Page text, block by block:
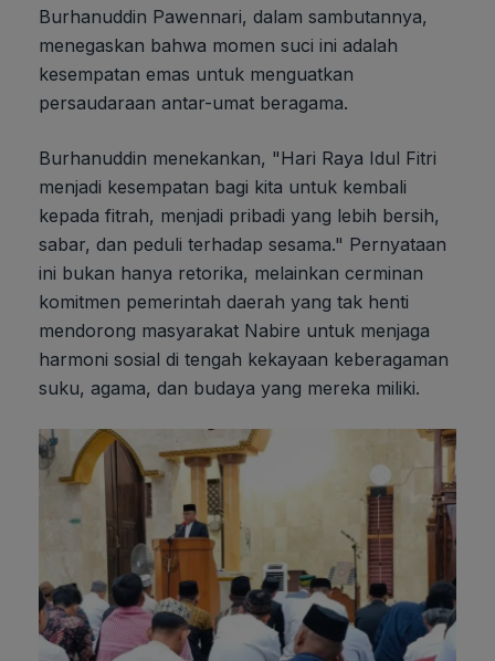
Burhanuddin Pawennari, dalam sambutannya,
menegaskan bahwa momen suci ini adalah
kesempatan emas untuk menguatkan
persaudaraan antar-umat beragama.
Burhanuddin menekankan, "Hari Raya Idul Fitri
menjadi kesempatan bagi kita untuk kembali
kepada fitrah, menjadi pribadi yang lebih bersih,
sabar, dan peduli terhadap sesama." Pernyataan
ini bukan hanya retorika, melainkan cerminan
komitmen pemerintah daerah yang tak henti
mendorong masyarakat Nabire untuk menjaga
harmoni sosial di tengah kekayaan keberagaman
suku, agama, dan budaya yang mereka miliki.